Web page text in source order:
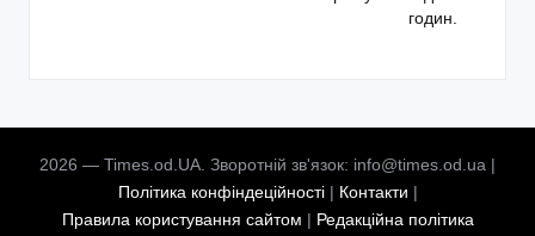
годин.
2026 — Times.od.UA. Зворотній зв'язок: info@times.od.ua |
Політика конфіндеційності| Контакти
Правила користування сайтом
Редакційна політика